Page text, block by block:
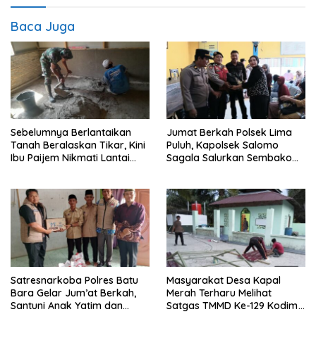
Baca Juga
Sebelumnya Berlantaikan
Tanah Beralaskan Tikar, Kini
Ibu Paijem Nikmati Lantai
0208/Asahan
Jumat Berkah Polsek Lima
Puluh, Kapolsek Salomo
Sagala Salurkan Sembako
Satresnarkoba Polres Batu
Bara Gelar Jum’at Berkah,
Santuni Anak Yatim dan
Masyarakat Desa Kapal
Merah Terharu Melihat
Satgas TMMD Ke-129 Kodim